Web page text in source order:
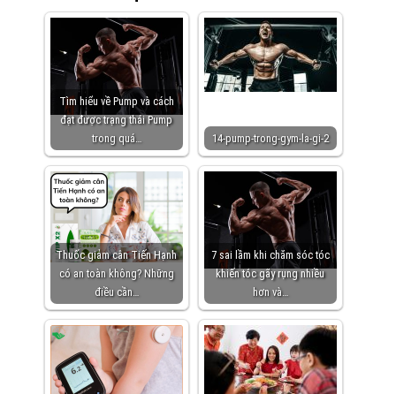
Tìm hiểu về Pump và cách
đạt được trạng thái Pump
trong quá…
14-pump-trong-gym-la-gi-2
Thuốc giảm cân Tiến Hạnh
có an toàn không? Những
điều cần…
7 sai lầm khi chăm sóc tóc
khiến tóc gãy rụng nhiều
hơn và…